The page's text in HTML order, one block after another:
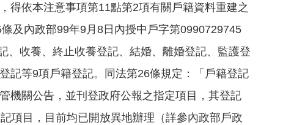
得依本注意事項第11點第2項有關戶籍資料重建之
及內政部99年9月8日內授中戶字第0990729745
、收養、終止收養登記、結婚、離婚登記、監護登
記等9項戶籍登記。同法第26條規定：「戶籍登記
機關公告，並刊登政府公報之指定項目，其登記
項目，目前均已開放異地辦理（詳參內政部戶政